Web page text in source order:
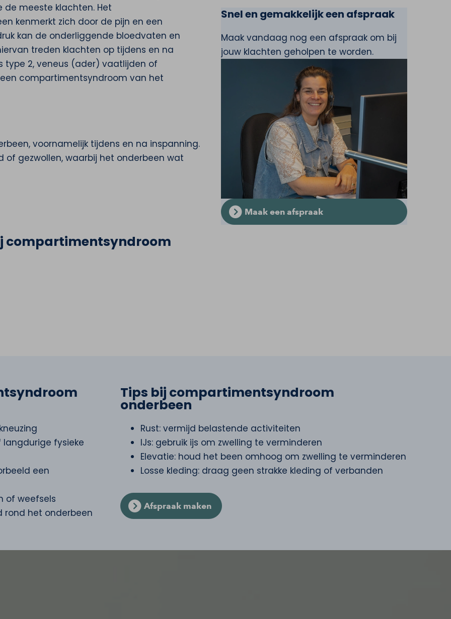
meeste klachten. Het
kenmerkt zich door de pijn en een
kan de onderliggende bloedvaten en
treden klachten op tijdens en na
type 2, veneus (ader) vaatlijden of
compartimentsyndroom van het
voornamelijk tijdens en na inspanning.
of gezwollen, waarbij het onderbeen wat
compartimentsyndroom
Snel en gemakkelijk een afspraak
Maak vandaag nog een afspraak om bij
jouw klachten geholpen te worden.
Maak een afspraak
fysieke
een
of weefsels
rond het onderbeen
Tips bij compartimentsyndroom
onderbeen
Rust: vermijd belastende activiteiten
IJs: gebruik ijs om zwelling te verminderen
Elevatie: houd het been omhoog om zwelling te verminderen
Losse kleding: draag geen strakke kleding of verbanden
Afspraak maken